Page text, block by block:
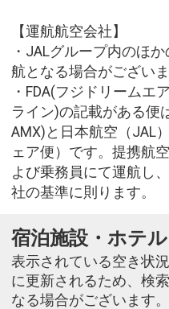
【運航航空会社】
・JALグループ内のほ
航となる場合がございま
・FDA(フジドリームエ
ライン)の記載がある便
AMX)と日本航空（JAL
ェア便）です。提携航
よび乗務員にて運航し
社の基準に則ります。
宿泊施設・ホテ
表示されている空き状
に更新されるため、検
なる場合がございます